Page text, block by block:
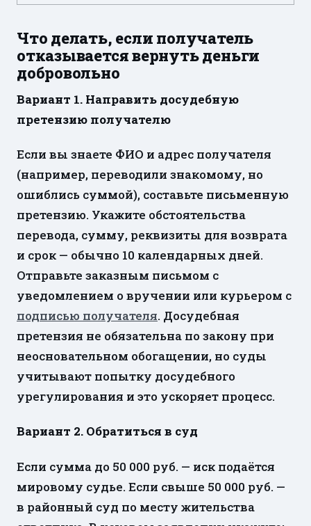
Что делать, если получатель
отказывается вернуть деньги
добровольно
Вариант 1. Направить досудебную
претензию получателю
Если вы знаете ФИО и адрес получателя
(например, переводили знакомому, но
ошиблись суммой), составьте письменную
претензию. Укажите обстоятельства
перевода, сумму, реквизиты для возврата
и срок — обычно 10 календарных дней.
Отправьте заказным письмом с
уведомлением о вручении или курьером с
подписью получателя. Досудебная
претензия не обязательна по закону при
неосновательном обогащении, но суды
учитывают попытку досудебного
урегулирования и это ускоряет процесс.
Вариант 2. Обратиться в суд
Если сумма до 50 000 руб. — иск подаётся
мировому судье. Если свыше 50 000 руб. —
в районный суд по месту жительства